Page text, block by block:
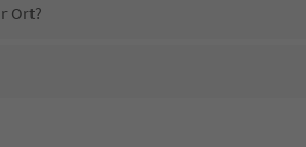
Ort?
erlaubt?